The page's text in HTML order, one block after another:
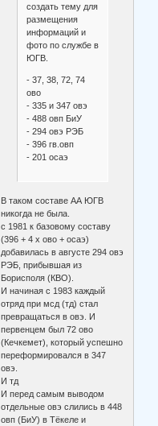
создать тему для
размещения
информаций и
фото по службе в
ЮГВ.
- 37, 38, 72, 74
ово
- 335 и 347 овэ
- 488 овп БиУ
- 294 овэ РЭБ
- 396 гв.овп
- 201 осаэ
В таком составе АА ЮГВ
никогда не была.
с 1981 к базовому составу
(396 + 4 х ово + осаэ)
добавилась в августе 294 овэ
РЭБ, прибывшая из
Борисполя (КВО).
И начиная с 1983 каждый
отряд при мсд (тд) стал
превращаться в овэ. И
первенцем был 72 ово
(Кечкемет), который успешно
переформировался в 347
овэ.
И тд
И перед самым выводом
отдельные овэ слились в 448
овп (БиУ) в Тёкеле и